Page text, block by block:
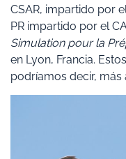
CSAR, impartido por
PR impartido por el
Simulation pour la
en Lyon, Francia.
podríamos decir,